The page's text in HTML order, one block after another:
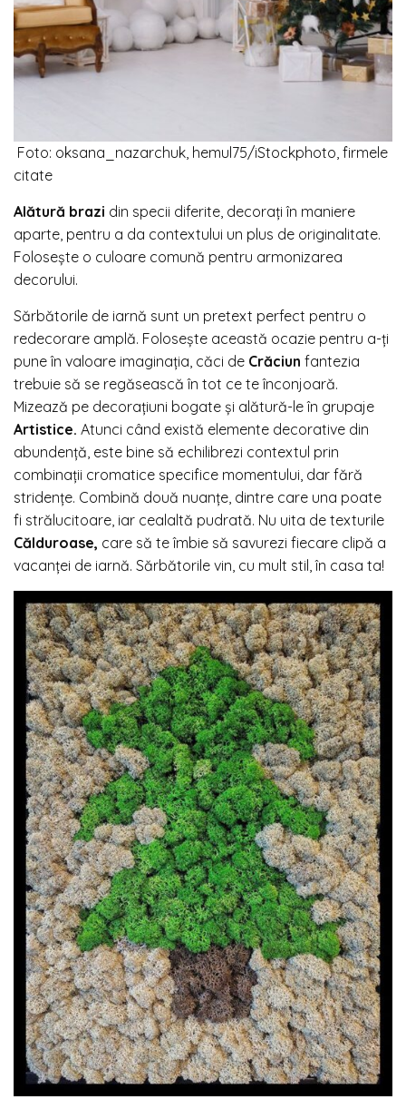
Foto: oksana_nazarchuk, hemul75/iStockphoto, firmele
citate
Alătură brazi din specii diferite, decorați în maniere
aparte, pentru a da contextului un plus de originalitate.
Folosește o culoare comună pentru armonizarea
decorului.
Sărbătorile de iarnă sunt un pretext perfect pentru o
redecorare amplă. Folosește această ocazie pentru a-ți
pune în valoare imaginația, căci de Crăciun fantezia
trebuie să se regăsească în tot ce te înconjoară.
Mizează pe decorațiuni bogate și alătură-le în grupaje
Artistice. Atunci când există elemente decorative din
abundență, este bine să echilibrezi contextul prin
combinații cromatice specifice momentului, dar fără
stridențe. Combină două nuanțe, dintre care una poate
fi strălucitoare, iar cealaltă pudrată. Nu uita de texturile
Călduroase, care să te îmbie să savurezi fiecare clipă a
vacanței de iarnă. Sărbătorile vin, cu mult stil, în casa ta!